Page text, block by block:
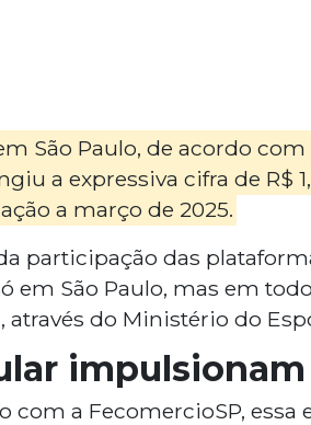
São Paulo, de acordo
a expressiva cifra de R$
a março de 2025.
participação das
em São Paulo, mas em
através do Ministério do
com a FecomercioSP,